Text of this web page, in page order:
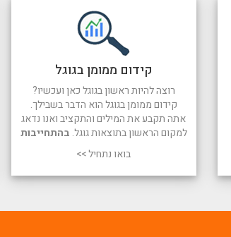
קידום ממומן בגוגל
רוצה להיות ראשון בגוגל כאן ועכשיו?
קידום ממומן בגוגל הוא הדבר בשבילך.
אתה תקבע את המילים והתקציב ואנו נדאג
למקום הראשון בתוצאות גוגל. בהתחייבות
בואו נתחיל >>